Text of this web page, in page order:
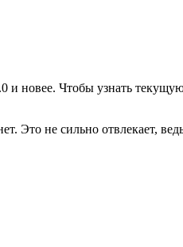
и новее. Чтобы узнать
Это не сильно отвлекает,